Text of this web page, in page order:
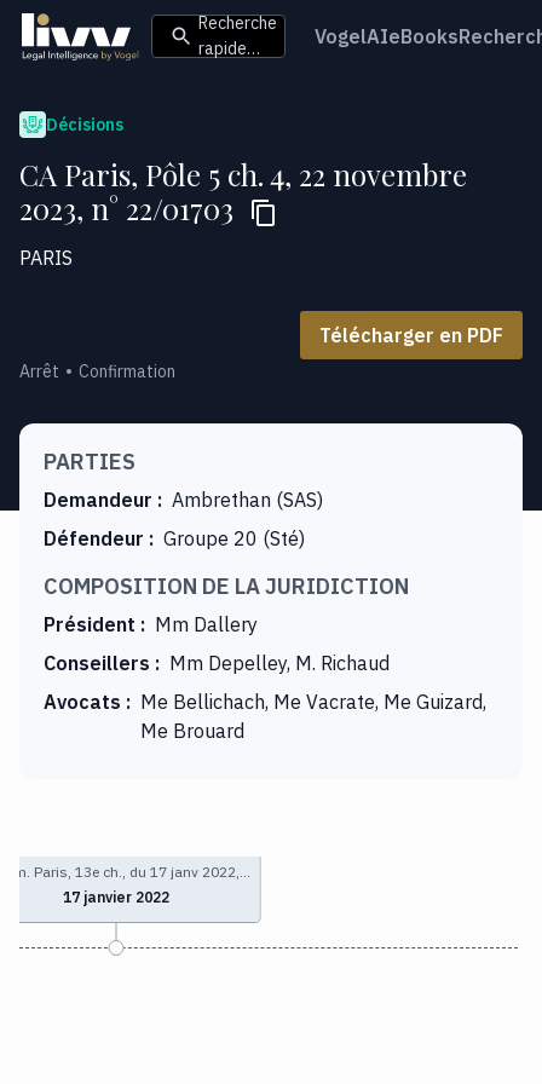
Recherche
rapide…
VogelAIeBooks
Décisions
CA Paris, Pôle 5 ch. 4, 22 novembre
2023, n° 22/01703
PARIS
Télécharger en PDF
Arrêt Confirmation
PARTIES
Demandeur : Ambrethan (SAS)
Défendeur : Groupe 20 (Sté)
COMPOSITION DE LA JURIDICTION
Président : Mm Dallery
Conseillers : Mm Depelley, M. Richaud
Avocats : Me Bellichach, Me Vacrate, Me Guizard,
Me Brouard
Paris, 13e ch., du 17 janv 2022,…
17 janvier 2022